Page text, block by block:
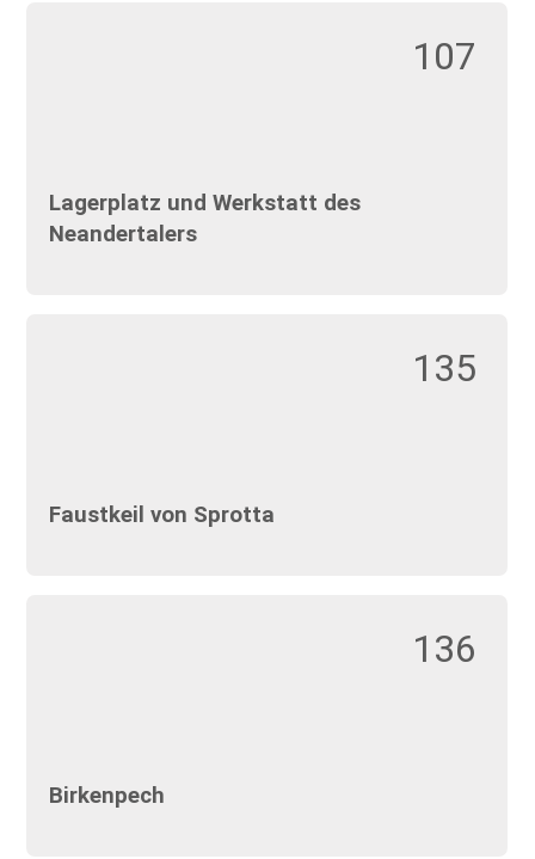
107
Lagerplatz und Werkstatt des
Neandertalers
135
Faustkeil von Sprotta
136
Birkenpech